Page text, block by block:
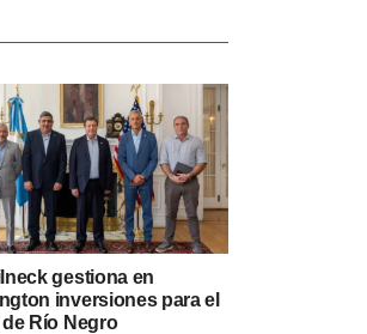
gestiona en
inversiones para el
Río Negro